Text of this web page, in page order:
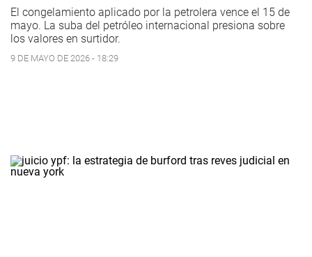
El congelamiento aplicado por la petrolera vence el 15 de
mayo. La suba del petróleo internacional presiona sobre
los valores en surtidor.
9 DE MAYO DE 2026 - 18:29